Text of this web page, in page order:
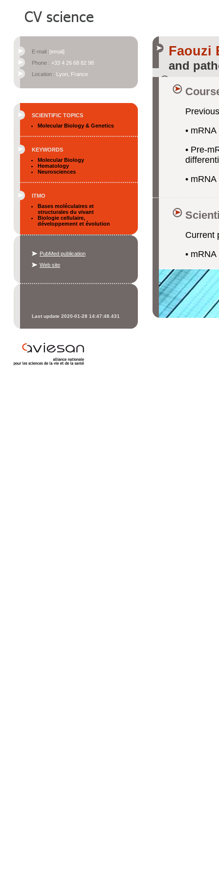
E-mail :[email]
Phone : +33 4 26 68 82 98
Location : Lyon, France
SCIENTIFIC TOPICS
Molecular Biology & Genetics
KEYWORDS
Molecular Biology
Hematology
Neurosciences
ITMO
Bases moléculaires et
structurales du vivant
Biologie cellulaire,
développement et évolution
PubMed publication
Web site
Last update 2020-01-28 14:47:48.431
Faouzi
and
•
• Pre-
•
Current
•